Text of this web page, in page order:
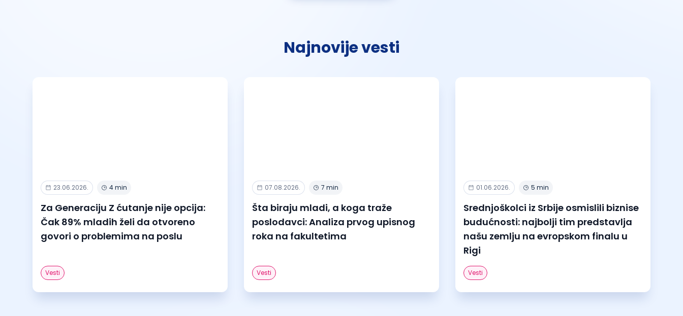
Najnovije vesti
23.06.2026. 4 min
Za Generaciju Z ćutanje nije opcija:
Čak 89% mladih želi da otvoreno
govori o problemima na poslu
Vesti
07.08.2026. 7 min
Šta biraju mladi, a koga traže
poslodavci: Analiza prvog upisnog
roka na fakultetima
Vesti
01.06.2026. 5 min
Srednjoškolci iz Srbije osmislili biznise
budućnosti: najbolji tim predstavlja
našu zemlju na evropskom finalu u
Rigi
Vesti